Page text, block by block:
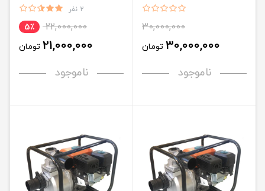
30,000,000
30,000,000 تومان
ناموجود
2 نفر
22,000,000 5٪
21,000,000 تومان
ناموجود